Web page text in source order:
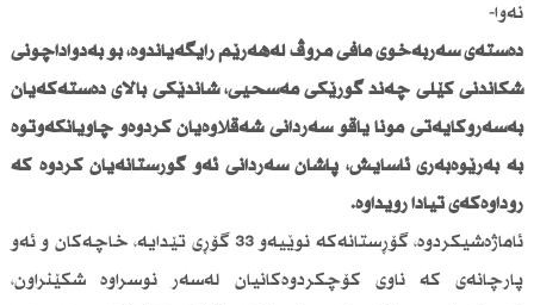
نەوا-
دەستەی سەربەخۆی مافی مرۆڤ لەهەرێم رایگەیاندوە، بۆ بەدواداچونی
شكاندنی كێلی چەند گۆڕێكی مەسحیی، شاندێكی باڵای دەستەكەیان
بەسەرۆكایەتی مونا یاقۆ سەردانی شەقڵاوەیان كردوەو چاویانكەوتوە
بە بەڕێوەبەری ئاسایش، پاشان سەردانی ئەو گۆڕستانەیان كردوە كە
روداوەكەی تیادا رویداوە.
ئاماژەشیكردوە، گۆڕستانەكە نوێیەو 33 گۆڕی تێدایە، خاچەكان و ئەو
پارچانەی كە ناوی كۆچكردوەكانیان لەسەر نوسراوە شكێنراون،